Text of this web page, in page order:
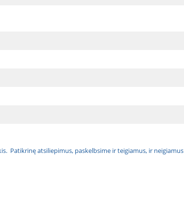
Patikrinę atsiliepimus, paskelbsime ir teigiamus, ir neigiamus